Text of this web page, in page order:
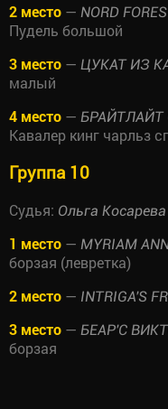
2 место — NORD
Пудель большой
3 место — ЦУКАТ ИЗ
малый
4 место —
Кавалер кинг чарльз
Группа 10
Судья: Ольга
1 место — MYRIAM
борзая (левретка)
2 место — INTRIGA'S
3 место — БЕАР'С
борзая